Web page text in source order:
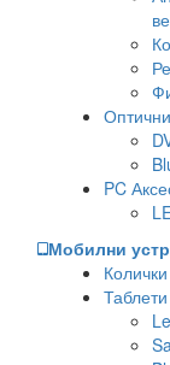
PC
Мобилни
Таблети